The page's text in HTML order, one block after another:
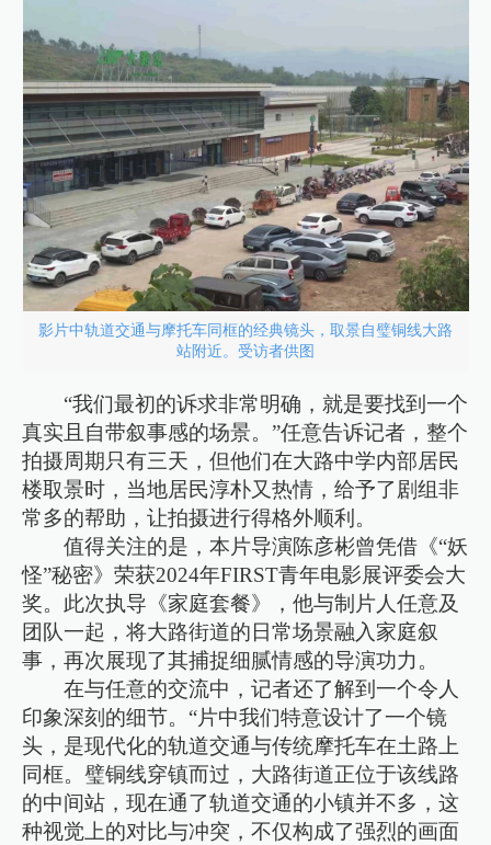
影片中轨道交通与摩托车同框的经典镜头，取景自璧铜线大路
站附近。受访者供图
“我们最初的诉求非常明确，就是要找到一个
真实且自带叙事感的场景。”任意告诉记者，整个
拍摄周期只有三天，但他们在大路中学内部居民
楼取景时，当地居民淳朴又热情，给予了剧组非
常多的帮助，让拍摄进行得格外顺利。
值得关注的是，本片导演陈彦彬曾凭借《“妖
怪”秘密》荣获2024年FIRST青年电影展评委会大
奖。此次执导《家庭套餐》，他与制片人任意及
团队一起，将大路街道的日常场景融入家庭叙
事，再次展现了其捕捉细腻情感的导演功力。
在与任意的交流中，记者还了解到一个令人
印象深刻的细节。“片中我们特意设计了一个镜
头，是现代化的轨道交通与传统摩托车在土路上
同框。璧铜线穿镇而过，大路街道正位于该线路
的中间站，现在通了轨道交通的小镇并不多，这
种视觉上的对比与冲突，不仅构成了强烈的画面